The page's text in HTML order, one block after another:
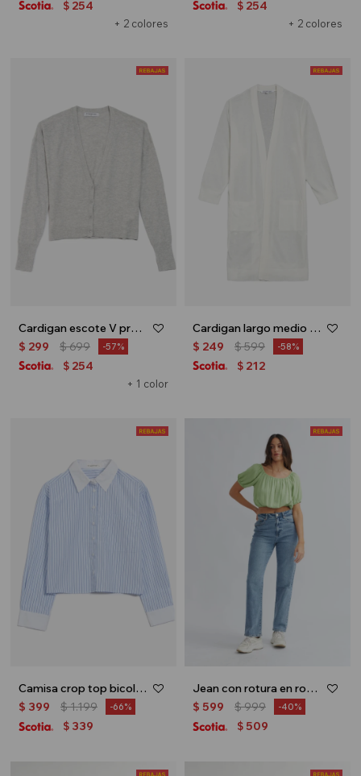
+ 2 colores
$ 254
+ 2 colores
$ 254
Cardigan escote V profundo - Gris
+ 1 color
$ 299 $699 57
$ 254
Cardigan largo medio - Blanco
$ 249 $599 58
$ 212
Camisa crop top bicolor - Celeste
$ 399 $1.199 66
$ 339
Jean con rotura en rodilla - Jean medio
$ 599 $999 40
$ 509